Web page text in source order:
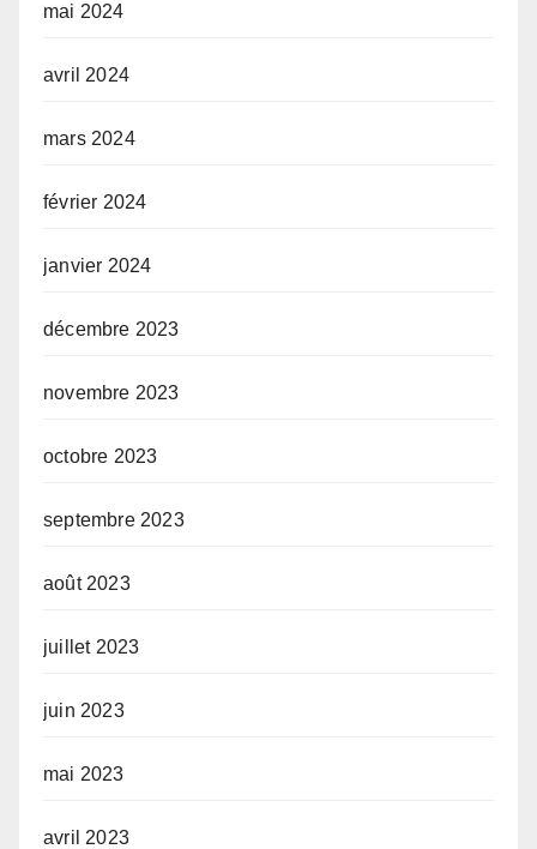
mai 2024
avril 2024
mars 2024
février 2024
janvier 2024
décembre 2023
novembre 2023
octobre 2023
septembre 2023
août 2023
juillet 2023
juin 2023
mai 2023
avril 2023